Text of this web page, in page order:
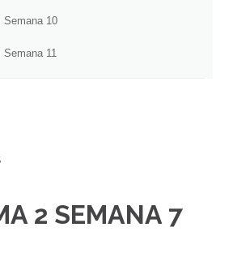
Semana 10
Semana 11
2 SEMANA 7